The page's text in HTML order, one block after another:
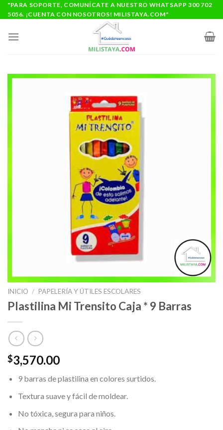
Saltar
al
"PARA SOPORTE, COMUNÍCATE A NUESTRO WHATSAPP 300 702
5056. ¡CUENTA CON NOSOTROS! MILISTAYA.COM"
INICIO / PAPELERÍA Y ÚTILES ESCOLARES
Plastilina Mi Trensito Caja * 9 Barras
$3,570.00
9 barras de plastilina en colores surtidos.
Textura suave y fácil de moldear.
No tóxica, segura para niños.